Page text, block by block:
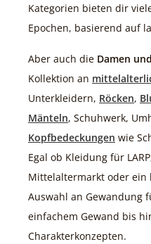
Kategorien bieten dir
Epochen, basierend auf
Aber auch die Damen
Kollektion an
Unterkleidern, Röcken,
Mänteln, Schuhwerk,
Kopfbedeckungen wie
Egal ob Kleidung für
Mittelaltermarkt oder ein
Auswahl an Gewandung
einfachem Gewand bis
Charakterkonzepten.